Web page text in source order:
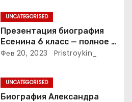
UNCATEGORISED
Презентация биография
Есенина 6 класс — полное и
подробное описание жизни
Фев 20, 2023 Pristroykin_
UNCATEGORISED
Биография Александра